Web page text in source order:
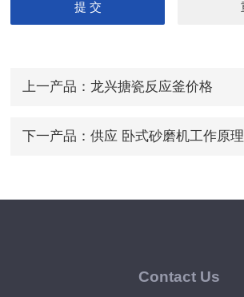
上一产品： 龙兴搪瓷反应釜价格
下一产品： 供应 卧式砂磨机工作原理
Contact Us